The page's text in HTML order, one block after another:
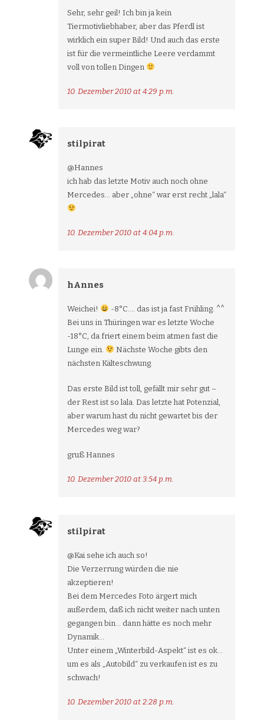
Sehr, sehr geil! Ich bin ja kein
Tiermotivliebhaber, aber das Pferdl ist
wirklich ein super Bild! Und auch das erste
ist für die vermeintliche Leere verdammt
voll von tollen Dingen
10. Dezember 2010 at 4:29 p.m.
stilpirat
@Hannes
ich hab das letzte Motiv auch noch ohne
Mercedes… aber „ohne“ war erst recht „lala“
10. Dezember 2010 at 4:04 p.m.
hAnnes
Weichei!
-8°C…. das ist ja fast Frühling. ^^
Bei uns in Thüringen war es letzte Woche
-18°C, da friert einem beim atmen fast die
Lunge ein.
Nächste Woche gibts den
nächsten Kälteschwung.
Das erste Bild ist toll, gefällt mir sehr gut –
der Rest ist so lala. Das letzte hat Potenzial,
aber warum hast du nicht gewartet bis der
Mercedes weg war?
gruß Hannes
10. Dezember 2010 at 3:54 p.m.
stilpirat
@Kai sehe ich auch so!
Die Verzerrung würden die nie
akzeptieren!
Bei dem Mercedes Foto ärgert mich
außerdem, daß ich nicht weiter nach unten
gegangen bin… dann hätte es noch mehr
Dynamik…
Unter einem „Winterbild-Aspekt“ ist es ok…
um es als „Autobild“ zu verkaufen ist es zu
schwach!
10. Dezember 2010 at 2:28 p.m.